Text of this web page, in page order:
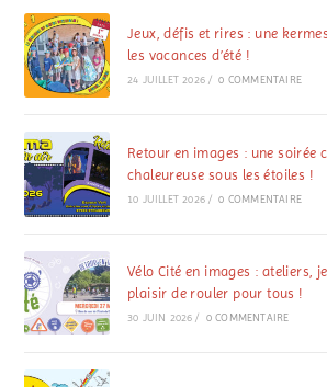
Jeux, défis et rires : une
les vacances d’été !
24 JUILLET 2026 / 0 COMMENTAIRE
Retour en images : une soirée
chaleureuse sous les étoiles !
10 JUILLET 2026 / 0 COMMENTAIRE
Vélo Cité en images : ateliers,
plaisir de rouler pour tous !
30 JUIN 2026 / 0 COMMENTAIRE